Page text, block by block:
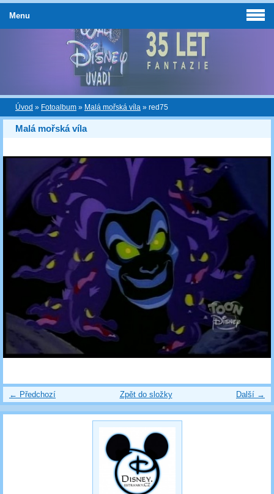
Úvod » Fotoalbum » Malá mořská víla » red75
Malá mořská víla
← Předchozí Další →
Zpět do složky
Menu